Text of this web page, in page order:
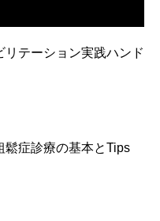
リテーション実践ハンド
鬆症診療の基本とTips